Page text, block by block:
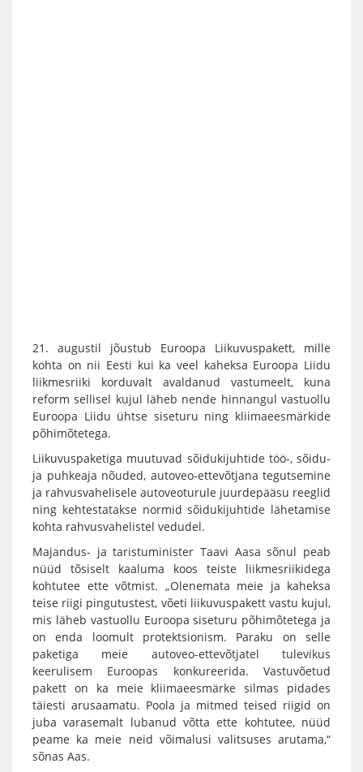
21. augustil jõustub Euroopa Liikuvuspakett, mille
kohta on nii Eesti kui ka veel kaheksa Euroopa Liidu
liikmesriiki korduvalt avaldanud vastumeelt, kuna
reform sellisel kujul läheb nende hinnangul vastuollu
Euroopa Liidu ühtse siseturu ning kliimaeesmärkide
põhimõtetega.
Liikuvuspaketiga muutuvad sõidukijuhtide töö-, sõidu-
ja puhkeaja nõuded, autoveo-ettevõtjana tegutsemine
ja rahvusvahelisele autoveoturule juurdepääsu reeglid
ning kehtestatakse normid sõidukijuhtide lähetamise
kohta rahvusvahelistel vedudel.
Majandus- ja taristuminister Taavi Aasa sõnul peab
nüüd tõsiselt kaaluma koos teiste liikmesriikidega
kohtutee ette võtmist. „Olenemata meie ja kaheksa
teise riigi pingutustest, võeti liikuvuspakett vastu kujul,
mis läheb vastuollu Euroopa siseturu põhimõtetega ja
on enda loomult protektsionism. Paraku on selle
paketiga meie autoveo-ettevõtjatel tulevikus
keerulisem Euroopas konkureerida. Vastuvõetud
pakett on ka meie kliimaeesmärke silmas pidades
täiesti arusaamatu. Poola ja mitmed teised riigid on
juba varasemalt lubanud võtta ette kohtutee, nüüd
peame ka meie neid võimalusi valitsuses arutama,“
sõnas Aas.